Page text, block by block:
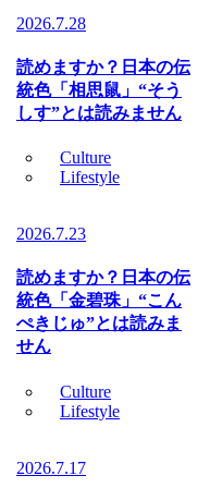
2026.7.28
読めますか？日本の伝
統色「相思鼠」“そう
しす”とは読みません
Culture
Lifestyle
2026.7.23
読めますか？日本の伝
統色「金碧珠」“こん
ぺきじゅ”とは読みま
せん
Culture
Lifestyle
2026.7.17